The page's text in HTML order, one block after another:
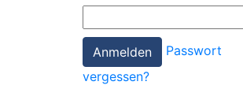
Passwort
vergessen?